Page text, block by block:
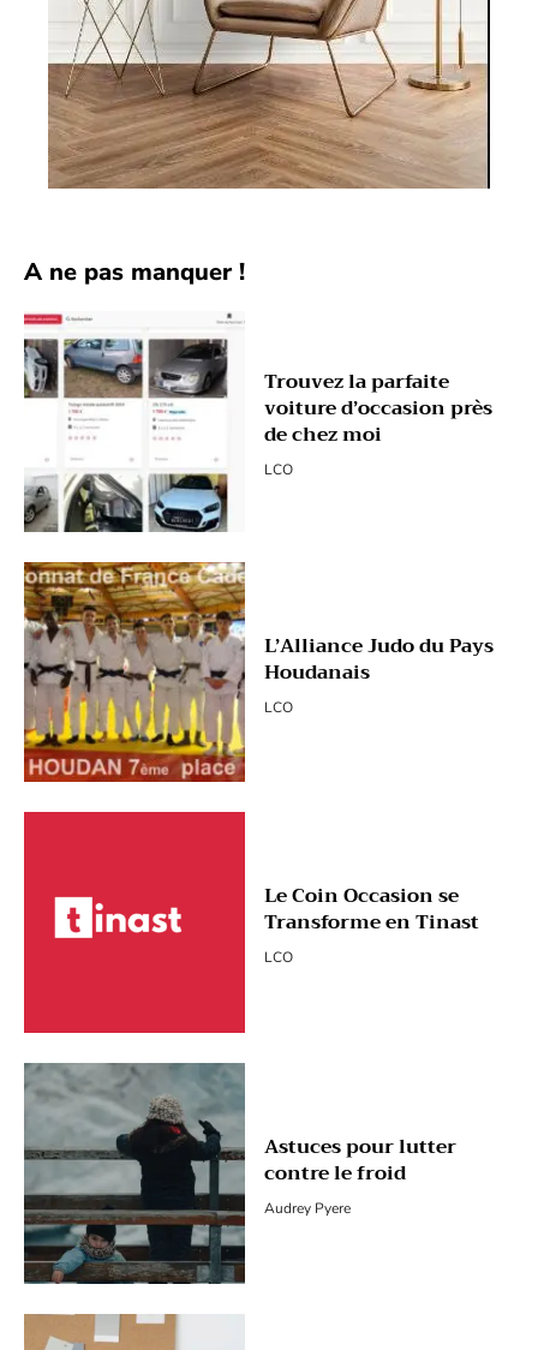
A ne pas manquer !
Trouvez la parfaite
voiture d’occasion près
de chez moi
LCO
L’Alliance Judo du Pays
Houdanais
LCO
Le Coin Occasion se
Transforme en Tinast
LCO
Astuces pour lutter
contre le froid
Audrey Pyere